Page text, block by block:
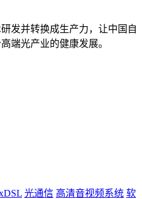
发并转换成生产力，让中国自
端光产业的健康发展。
光通信 高清音视频系统 软